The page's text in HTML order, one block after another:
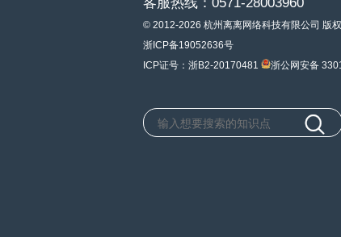
© 2012-2026 杭州离离网络科技有限公司 版
浙ICP备19052636号
ICP证号：浙B2-20170481
浙公网安备